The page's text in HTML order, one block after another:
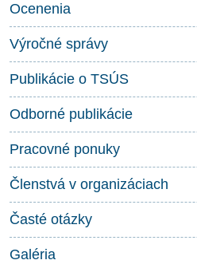
Ocenenia
Výročné správy
Publikácie o TSÚS
Odborné publikácie
Pracovné ponuky
Členstvá v organizáciach
Časté otázky
Galéria